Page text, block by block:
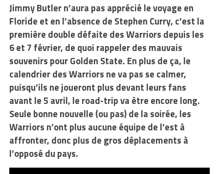
Jimmy Butler n’aura pas apprécié le voyage en
Floride et en l’absence de Stephen Curry, c’est la
première double défaite des Warriors depuis les
6 et 7 février, de quoi rappeler des mauvais
souvenirs pour Golden State. En plus de ça, le
calendrier des Warriors ne va pas se calmer,
puisqu’ils ne joueront plus devant leurs fans
avant le 5 avril, le road-trip va être encore long.
Seule bonne nouvelle (ou pas) de la soirée, les
Warriors n’ont plus aucune équipe de l’est à
affronter, donc plus de gros déplacements à
l’opposé du pays.